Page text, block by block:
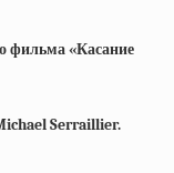
фильма «Касание
Serraillier.